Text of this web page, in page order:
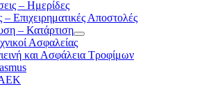
– Ημερίδες
– Επιχειρηματικές Αποστολές
– Κατάρτιση
Ασφαλείας
και Ασφάλεια Τροφίμων